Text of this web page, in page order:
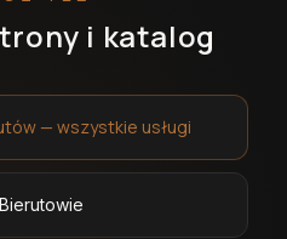
i katalog
— wszystkie usługi